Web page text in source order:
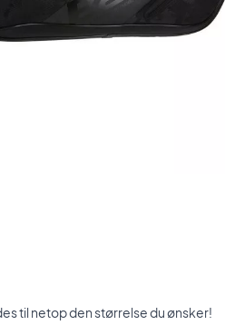
til netop den størrelse du ønsker!